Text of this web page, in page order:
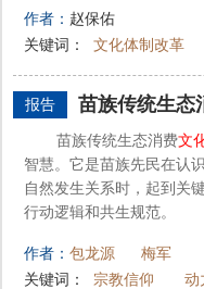
作者： 赵保佑
关键词：
文化体制改革
报告 苗族传统生态
苗族传统生态消费文
智慧。它是苗族先民在认
自然发生关系时，起到关
行动逻辑和共生规范。
作者： 包龙源
梅军
关键词：
宗教信仰 动